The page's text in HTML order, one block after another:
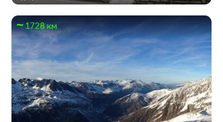
1728 км